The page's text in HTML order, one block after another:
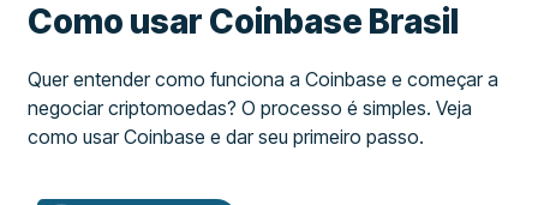
Como usar Coinbase Brasil
Quer entender como funciona a Coinbase e começar a
negociar criptomoedas? O processo é simples. Veja
como usar Coinbase e dar seu primeiro passo.